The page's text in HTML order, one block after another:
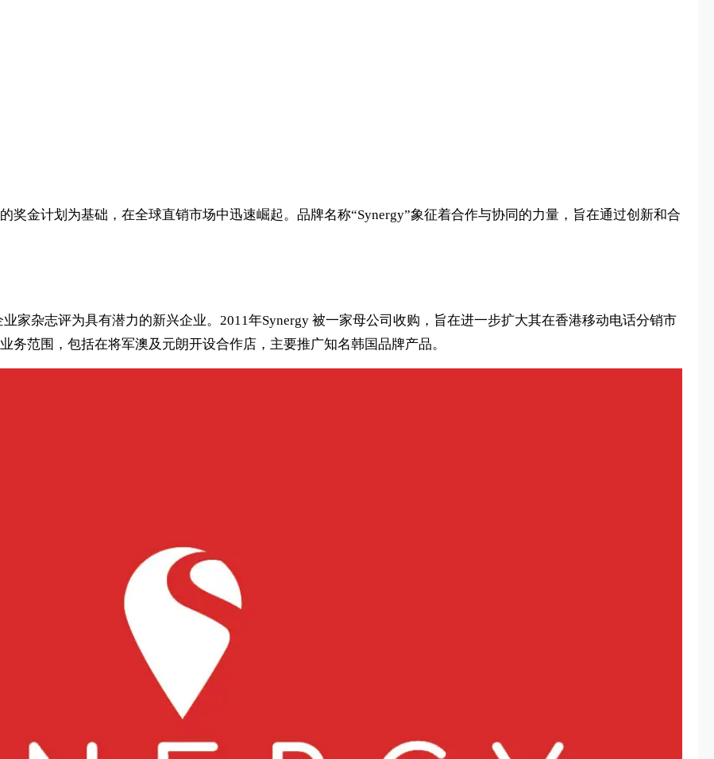
奖金计划为基础，在全球直销市场中迅速崛起。品牌名称“Synergy”象征着合作与协同的力量，旨在通过创新和合
家杂志评为具有潜力的新兴企业。2011年Synergy 被一家母公司收购，旨在进一步扩大其在香港移动电话分销市
务范围，包括在将军澳及元朗开设合作店，主要推广知名韩国品牌产品。